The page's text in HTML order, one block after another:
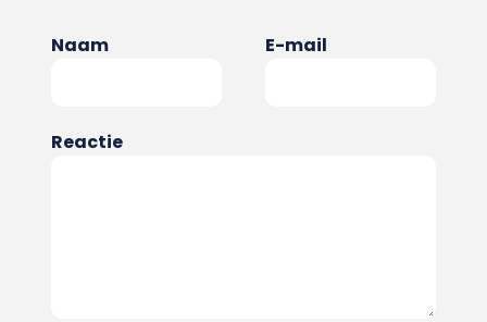
Naam E-mail
Reactie